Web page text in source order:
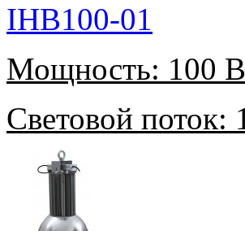
IHB100-01
Мощность: 100
Световой поток: